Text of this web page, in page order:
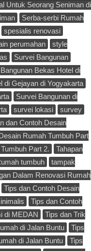
Untuk Seorang Seniman di
Serba-serbi Rumah
spesialis renovasi
perumahan
style
Survei Bangunan
Bekas Hotel di
di Gejayan di Yogyakarta
Survei Bangunan di
survei lokasi
survey
dan Contoh Desain
Rumah Tumbuh Part
Part 2.
Tahapan
tumbuh
tampak
Dalam Renovasi Rumah
Tips dan Contoh Desain
Tips dan Contoh
di MEDAN
Tips dan Trik
di Jalan Buntu
Tips
di Jalan Buntu
Tips